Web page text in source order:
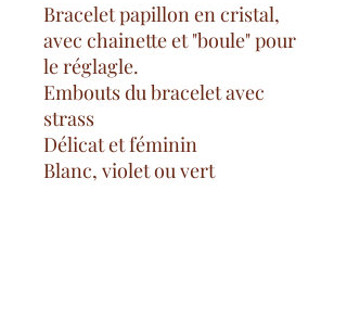
Bracelet papillon en cristal,
avec chainette et "boule" pour
le réglagle.
Embouts du bracelet avec
strass
Délicat et féminin
Blanc, violet ou vert